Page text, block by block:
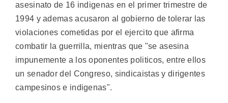
asesinato de 16 indigenas en el primer trimestre de
1994 y ademas acusaron al gobierno de tolerar las
violaciones cometidas por el ejercito que afirma
combatir la guerrilla, mientras que "se asesina
impunemente a los oponentes politicos, entre ellos
un senador del Congreso, sindicaistas y dirigentes
campesinos e indigenas".